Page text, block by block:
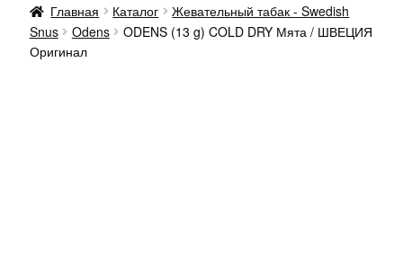
Главная Каталог
Жевательный табак - Swedish
Snus
Odens
ODENS (13 g) COLD DRY Мята / ШВЕЦИЯ
Оригинал